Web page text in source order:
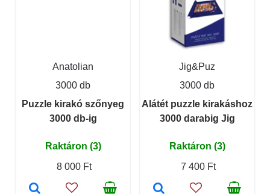
Anatolian
3000 db
Puzzle kirakó szőnyeg
3000 db-ig
Raktáron (3)
8 000 Ft
Jig&Puz
3000 db
Alátét puzzle kirakáshoz
3000 darabig Jig
Raktáron (3)
7 400 Ft